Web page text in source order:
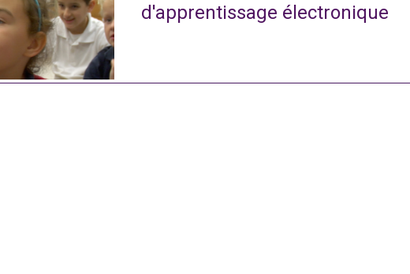
d'apprentissage électronique